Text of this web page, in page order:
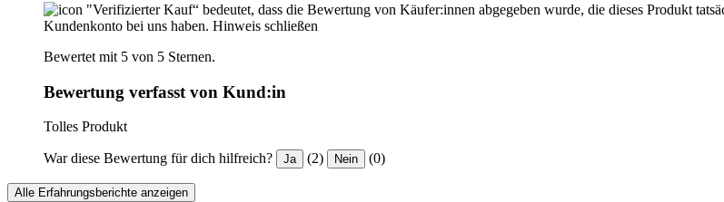
"Verifizierter Kauf“ bedeutet, dass die Bewertung von Käufer:innen abgegeben wurde, die dieses Produkt
Kundenkonto bei uns haben. Hinweis schließen
Bewertet mit 5 von 5 Sternen.
Bewertung verfasst von Kund:in
Tolles Produkt
War diese Bewertung für dich hilfreich? Ja (2) Nein (0)
Alle Erfahrungsberichte anzeigen